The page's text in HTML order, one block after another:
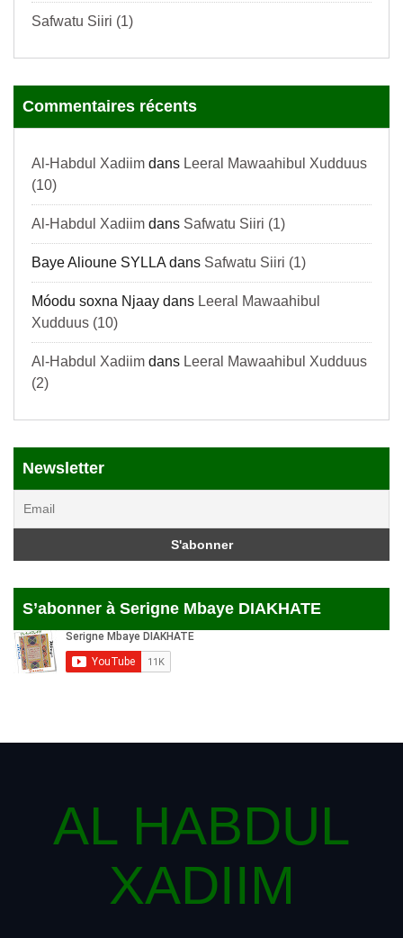
Safwatu Siiri (1)
Commentaires récents
Al-Habdul Xadiimdans Leeral Mawaahibul Xudduus
(10)
Al-Habdul Xadiimdans Safwatu Siiri (1)
Baye Alioune SYLLAdans Safwatu Siiri (1)
Móodu soxna Njaaydans Leeral Mawaahibul
Xudduus (10)
Al-Habdul Xadiimdans Leeral Mawaahibul Xudduus
(2)
Newsletter
S’abonner à Serigne Mbaye DIAKHATE
AL HABDUL
XADIIM